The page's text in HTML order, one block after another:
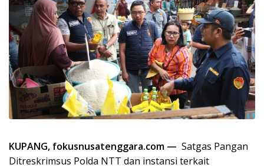
KUPANG, fokusnusatenggara.com — Satgas Pangan
Ditreskrimsus Polda NTT dan instansi terkait